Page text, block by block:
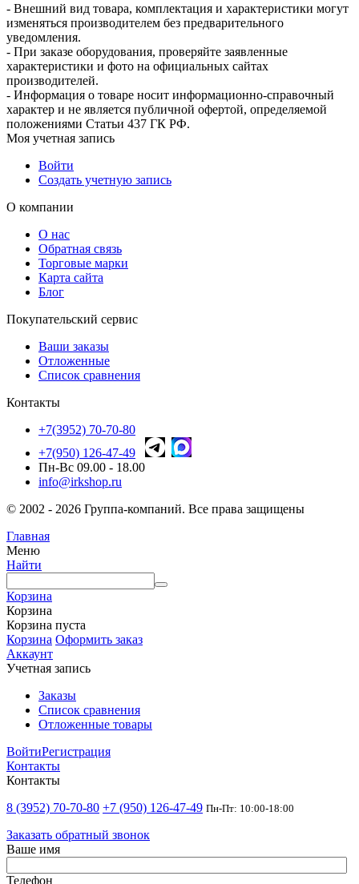
- Внешний вид товара, комплектация и характеристики могут
изменяться производителем без предварительного
уведомления.
- При заказе оборудования, проверяйте заявленные
характеристики и фото на официальных сайтах
производителей.
- Информация о товаре носит информационно-справочный
характер и не является публичной офертой, определяемой
положениями Статьи 437 ГК РФ.
Моя учетная запись
Войти
Создать учетную запись
О компании
О нас
Обратная связь
Торговые марки
Карта сайта
Блог
Покупательский сервис
Ваши заказы
Отложенные
Список сравнения
Контакты
+7(3952) 70-70-80
+7(950) 126-47-49
Пн-Вс 09.00 - 18.00
info@irkshop.ru
© 2002 - 2026 Группа-компаний. Все права защищены
Главная
Меню
Найти
Корзина
Корзина
Корзина пуста
Корзина Оформить заказ
Аккаунт
Учетная запись
Заказы
Список сравнения
Отложенные товары
ВойтиРегистрация
Контакты
Контакты
8 (3952) 70-70-80 +7 (950) 126-47-49 Пн-Пт: 10:00-18:00
Заказать обратный звонок
Ваше имя
Телефон